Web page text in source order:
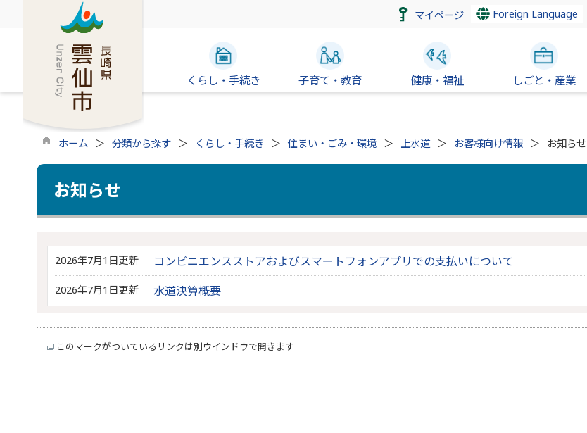
マイページ Foreign Language
くらし・手続き 子育て・教育 健康・福祉 しごと・産業
ホーム 分類から探す くらし・手続き 住まい・ごみ・環境 上水道 お客様向け情報 お知らせ
お知らせ
2026年7月1日更新 コンビニエンスストアおよびスマートフォンアプリでの支払いについて
2026年7月1日更新 水道決算概要
このマークがついているリンクは別ウインドウで開きます